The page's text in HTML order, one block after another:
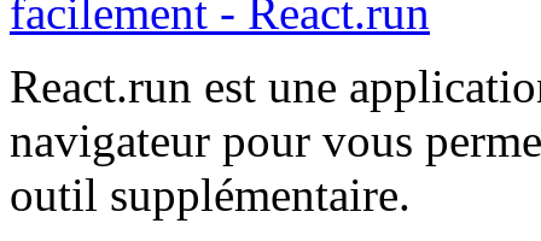
React.run est une
navigateur pour vous
outil supplémentaire.